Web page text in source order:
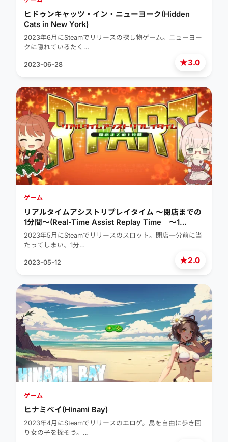
★3.0
ヒドゥンキャッツ・イン・ニューヨーク(Hidden
Cats in New York)
2023年6月にSteamでリリースの探し物ゲーム。ニューヨー
クに隠れているたく…
2023-06-28
★2.0
ゲーム
リアルタイムアシストリプレイタイム ～閉店までの
1分間～(Real-Time Assist Replay Time ～1
minute until closing～)
2023年5月にSteamでリリースのスロット。閉店一分前に当
たってしまい、1分…
2023-05-12
ゲーム
ヒナミベイ(Hinami Bay)
2023年4月にSteamでリリースのエロゲ。島を自由に歩き回
り女の子を探そう。…